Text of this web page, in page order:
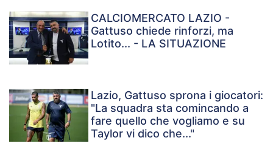
CALCIOMERCATO LAZIO -
Gattuso chiede rinforzi, ma
Lotito... - LA SITUAZIONE
Lazio, Gattuso sprona i giocatori:
"La squadra sta comincando a
fare quello che vogliamo e su
Taylor vi dico che..."